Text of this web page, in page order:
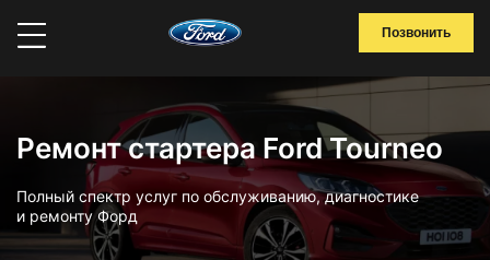
Позвонить
Ремонт стартера Ford Tourneo
Полный спектр услуг по обслуживанию, диагностике
и ремонту Форд